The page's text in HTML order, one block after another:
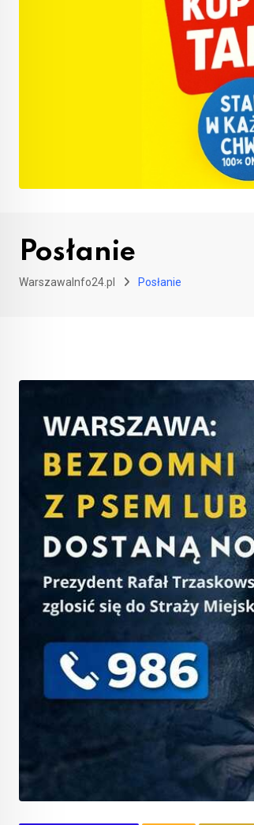
Posłanie
WarszawaInfo24.pl Posłanie